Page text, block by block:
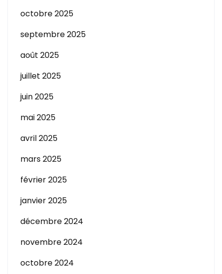
octobre 2025
septembre 2025
août 2025
juillet 2025
juin 2025
mai 2025
avril 2025
mars 2025
février 2025
janvier 2025
décembre 2024
novembre 2024
octobre 2024